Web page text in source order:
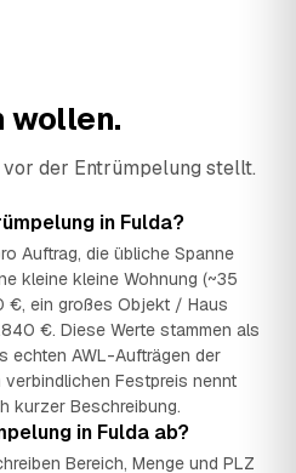
wollen.
der Entrümpelung stellt.
in Fulda?
Auftrag, die übliche Spanne
kleine kleine Wohnung (~35
€, ein großes Objekt / Haus
€. Diese Werte stammen als
echten AWL-Aufträgen der
Festpreis nennt
kurzer Beschreibung.
in Fulda ab?
Bereich, Menge und PLZ